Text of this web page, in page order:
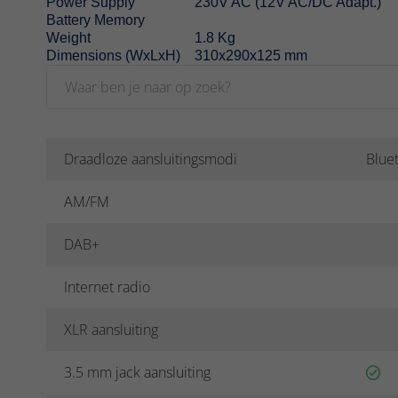
Battery Memory
Weight
1.8 Kg
Dimensions (WxLxH)
310x290x125 mm
Draadloze aansluitingsmodi
AM/FM
DAB+
Internet radio
XLR aansluiting
3.5 mm jack aansluiting